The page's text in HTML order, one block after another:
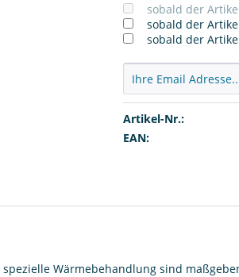
sobald der
sobald der
sobald der
Artikel-Nr.:
EAN:
Wärmebehandlung sind